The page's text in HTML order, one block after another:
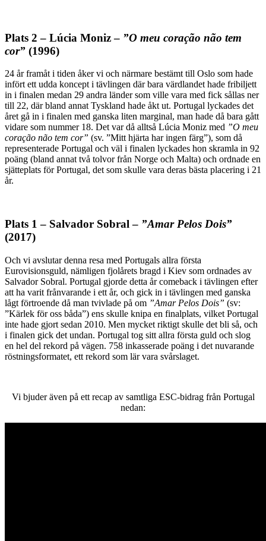
Plats 2 – Lúcia Moniz – ”O meu coração não tem
cor” (1996)
24 år framåt i tiden åker vi och närmare bestämt till Oslo som hade
infört ett udda koncept i tävlingen där bara värdlandet hade fribiljett
in i finalen medan 29 andra länder som ville vara med fick sållas ner
till 22, där bland annat Tyskland hade åkt ut. Portugal lyckades det
året gå in i finalen med ganska liten marginal, man hade då bara gått
vidare som nummer 18. Det var då alltså Lúcia Moniz med ”O meu
coração não tem cor” (sv. ”Mitt hjärta har ingen färg”), som då
representerade Portugal och väl i finalen lyckades hon skramla in 92
poäng (bland annat två tolvor från Norge och Malta) och ordnade en
sjätteplats för Portugal, det som skulle vara deras bästa placering i 21
år.
Plats 1 – Salvador Sobral – ”Amar Pelos Dois”
(2017)
Och vi avslutar denna resa med Portugals allra första
Eurovisionsguld, nämligen fjolårets bragd i Kiev som ordnades av
Salvador Sobral. Portugal gjorde detta år comeback i tävlingen efter
att ha varit frånvarande i ett år, och gick in i tävlingen med ganska
lågt förtroende då man tvivlade på om ”Amar Pelos Dois” (sv:
”Kärlek för oss båda”) ens skulle knipa en finalplats, vilket Portugal
inte hade gjort sedan 2010. Men mycket riktigt skulle det bli så, och
i finalen gick det undan. Portugal tog sitt allra första guld och slog
en hel del rekord på vägen. 758 inkasserade poäng i det nuvarande
röstningsformatet, ett rekord som lär vara svårslaget.
Vi bjuder även på ett recap av samtliga ESC-bidrag från Portugal
nedan: